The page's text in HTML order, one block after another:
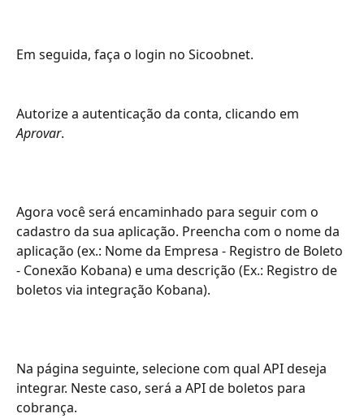
Em seguida, faça o login no Sicoobnet.
Autorize a autenticação da conta, clicando em
Aprovar.
Agora você será encaminhado para seguir com o
cadastro da sua aplicação. Preencha com o nome da
aplicação (ex.: Nome da Empresa - Registro de Boleto
- Conexão Kobana) e uma descrição (Ex.: Registro de
boletos via integração Kobana).
Na página seguinte, selecione com qual API deseja
integrar. Neste caso, será a API de boletos para
cobrança.